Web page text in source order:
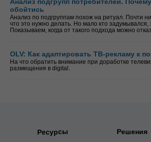
обойтись
Анализ по подгруппам похож на ритуал. Почти
что это нужно делать. Но мало кто задумывался,
Показываем, когда от такого подхода можно
OLV: Как адаптировать ТВ-рекламу к
На что обратить внимание при доработке
размещения в digital.
Решения
Ресурсы